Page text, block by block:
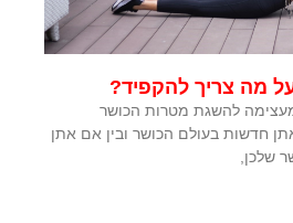
מה צריך להקפיד?
מעצימה להשגת מטרות הכושר
חדשות בעולם הכושר ובין אם אתן
שלכן,